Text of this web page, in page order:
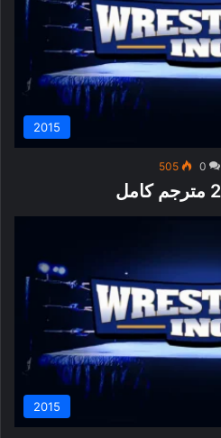
2015
0
505
2015